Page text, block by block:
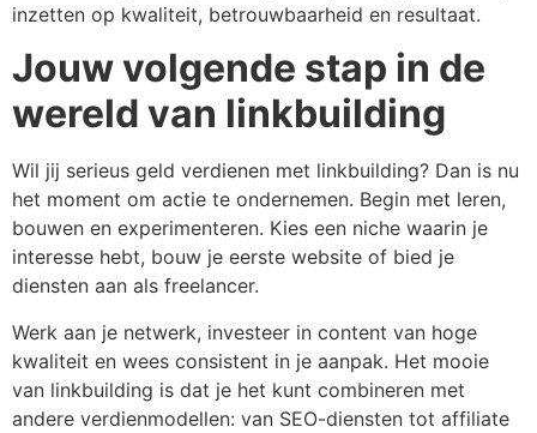
inzetten op kwaliteit, betrouwbaarheid en resultaat.
Jouw volgende stap in de
wereld van linkbuilding
Wil jij serieus geld verdienen met linkbuilding? Dan is nu
het moment om actie te ondernemen. Begin met leren,
bouwen en experimenteren. Kies een niche waarin je
interesse hebt, bouw je eerste website of bied je
diensten aan als freelancer.
Werk aan je netwerk, investeer in content van hoge
kwaliteit en wees consistent in je aanpak. Het mooie
van linkbuilding is dat je het kunt combineren met
andere verdienmodellen: van SEO-diensten tot affiliate